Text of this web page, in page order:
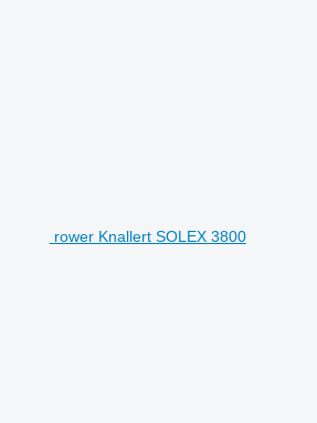
rower Knallert SOLEX 3800